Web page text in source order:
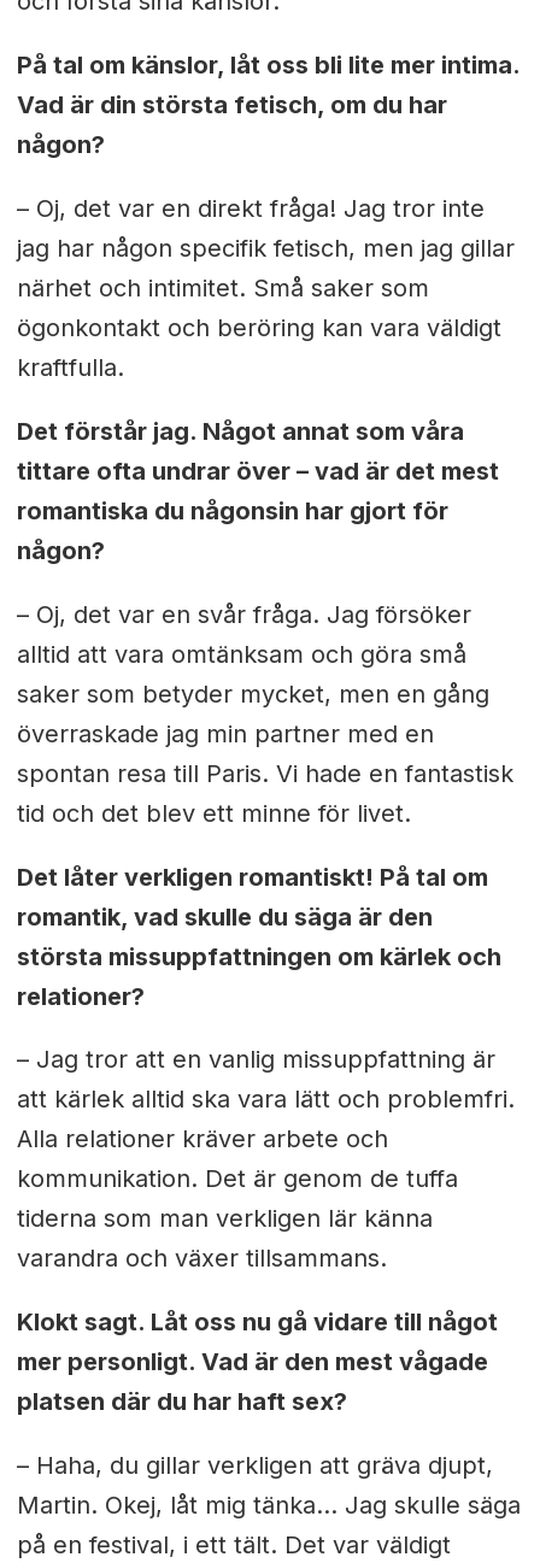
På tal om känslor, låt oss bli lite mer intima.
Vad är din största fetisch, om du har
någon?
– Oj, det var en direkt fråga! Jag tror inte
jag har någon specifik fetisch, men jag gillar
närhet och intimitet. Små saker som
ögonkontakt och beröring kan vara väldigt
kraftfulla.
Det förstår jag. Något annat som våra
tittare ofta undrar över – vad är det mest
romantiska du någonsin har gjort för
någon?
– Oj, det var en svår fråga. Jag försöker
alltid att vara omtänksam och göra små
saker som betyder mycket, men en gång
överraskade jag min partner med en
spontan resa till Paris. Vi hade en fantastisk
tid och det blev ett minne för livet.
Det låter verkligen romantiskt! På tal om
romantik, vad skulle du säga är den
största missuppfattningen om kärlek och
relationer?
– Jag tror att en vanlig missuppfattning är
att kärlek alltid ska vara lätt och problemfri.
Alla relationer kräver arbete och
kommunikation. Det är genom de tuffa
tiderna som man verkligen lär känna
varandra och växer tillsammans.
Klokt sagt. Låt oss nu gå vidare till något
mer personligt. Vad är den mest vågade
platsen där du har haft sex?
– Haha, du gillar verkligen att gräva djupt,
Martin. Okej, låt mig tänka... Jag skulle säga
på en festival, i ett tält. Det var väldigt